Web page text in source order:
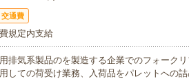
交通費
規定内支給
排気系製品のを製造する企業でのフォーク
しての荷受け業務、入荷品をパレットへの